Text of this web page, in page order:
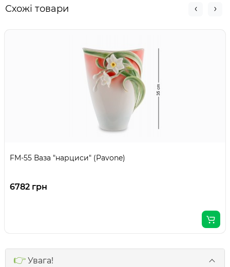
Схожі товари
FM-55 Ваза "нарциси" (Pavone)
6782 грн
👉 Увага!